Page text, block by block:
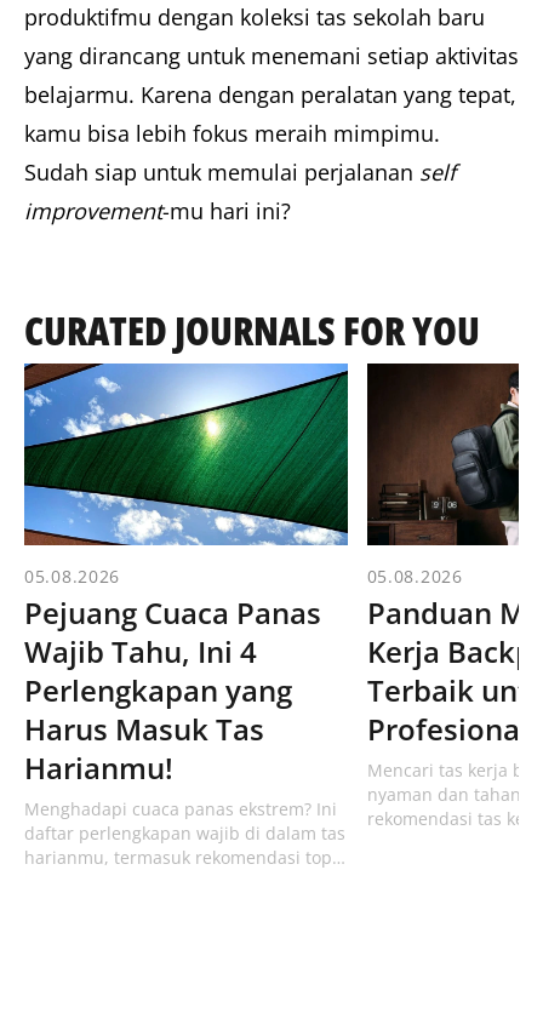
produktifmu dengan koleksi tas sekolah baru
yang dirancang untuk menemani setiap aktivitas
belajarmu. Karena dengan peralatan yang tepat,
kamu bisa lebih fokus meraih mimpimu.
Sudah siap untuk memulai perjalanan self
improvement-mu hari ini?
CURATED JOURNALS FOR YOU
05.08.2026
Pejuang Cuaca Panas
Wajib Tahu, Ini 4
Perlengkapan yang
Harus Masuk Tas
Harianmu!
Menghadapi cuaca panas ekstrem? Ini
daftar perlengkapan wajib di dalam tas
harianmu, termasuk rekomendasi topi
05.08.2026
Panduan
Kerja
Terbaik
Profesional
Mencari tas kerja
nyaman dan tahan
rekomendasi tas